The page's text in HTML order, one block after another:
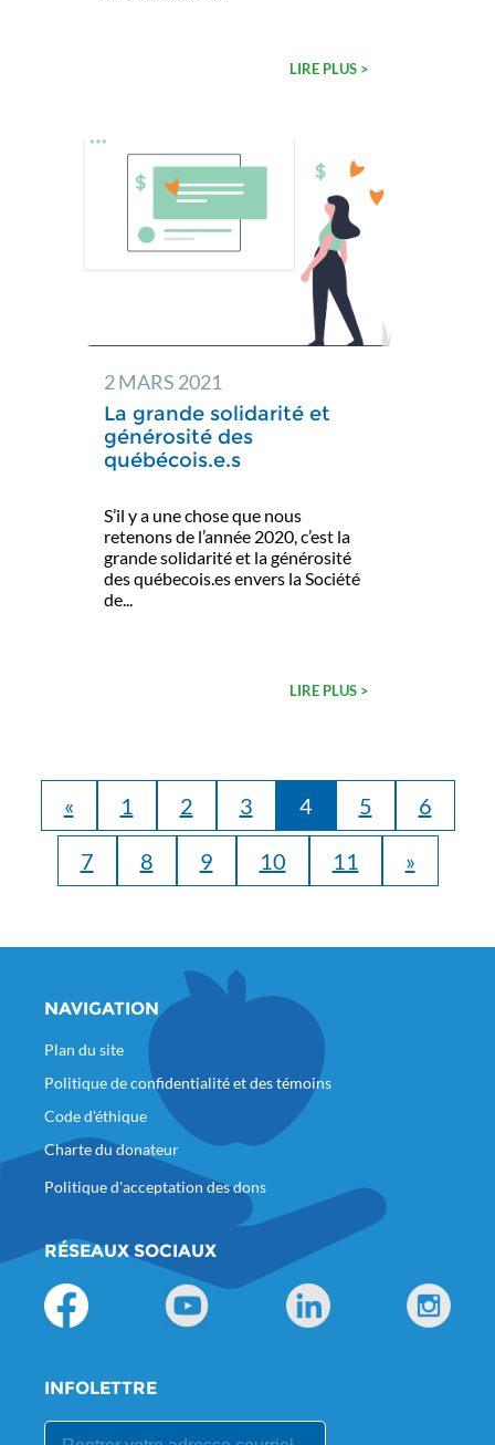
LIRE PLUS >
2 MARS 2021
La grande solidarité et
générosité des
québécois.e.s
S’il y a une chose que nous
retenons de l’année 2020, c’est la
grande solidarité et la générosité
des québecois.es envers la Société
de...
LIRE PLUS >
« 1 2 3 4 5 6
7 8 9 10 11 »
NAVIGATION
Plan du site
Politique de confidentialité et des témoins
Code d'éthique
Charte du donateur
Politique d'acceptation des dons
RÉSEAUX SOCIAUX
INFOLETTRE